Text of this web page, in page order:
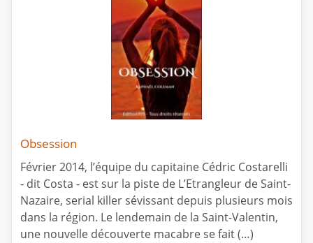
Obsession
Février 2014, l’équipe du capitaine Cédric Costarelli
- dit Costa - est sur la piste de L’Etrangleur de Saint-
Nazaire, serial killer sévissant depuis plusieurs mois
dans la région. Le lendemain de la Saint-Valentin,
une nouvelle découverte macabre se fait (…)